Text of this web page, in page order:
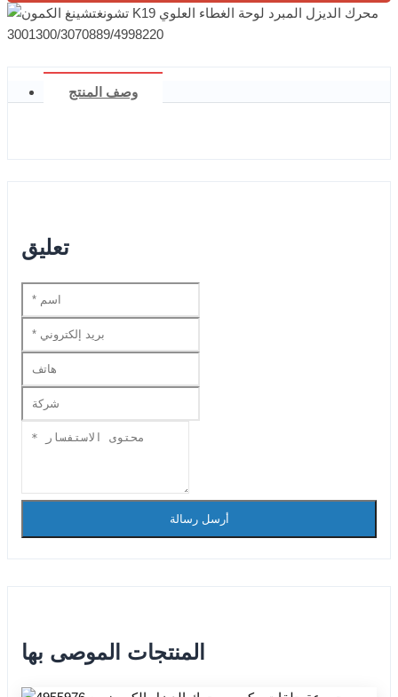
وصف المنتج
تعليق
أرسل رسالة
المنتجات الموصى بها